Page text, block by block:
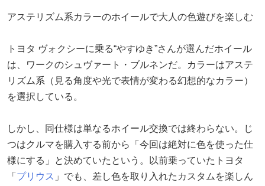
アステリズム系カラーのホイールで大人の色遊びを楽しむ
トヨタ ヴォクシーに乗る“やすゆき”さんが選んだホイール
は、ワークのシュヴァート・ブルネンだ。カラーはアステ
リズム系（見る角度や光で表情が変わる幻想的なカラー）
を選択している。
しかし、同仕様は単なるホイール交換では終わらない。じ
つはクルマを購入する前から「今回は絶対に色を使った仕
様にする」と決めていたという。以前乗っていたトヨタ
「 プリウス 」でも、差し色を取り入れたカスタムを楽しん